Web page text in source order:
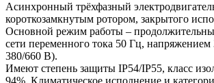
Асинхронный трёхфазный
короткозамкнутым ротором, закрытого
Основной режим работы –
сети переменного тока 50 Гц,
380/660 В).
Имеют степень защиты IP54/IP55, класс